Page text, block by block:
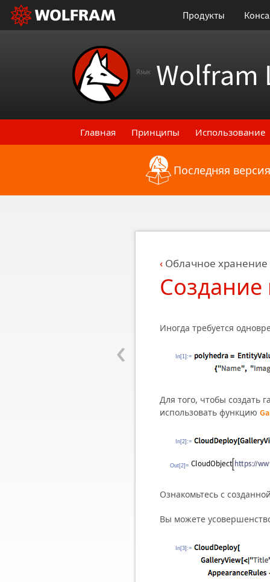
Продукты
Язык Wolfram
Главная Принципы Использование
Назад к последнимПоследняя
‹
Облачное
Создание
Иногда требуется
In[1]:=
Для того, чтобы создать
использовать функцию
In[2]:=
Out[2]=
Ознакомьтесь с
Вы можете
In[3]:=